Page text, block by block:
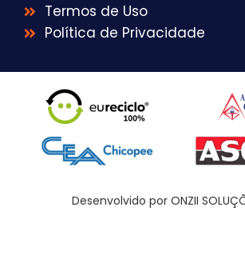
Termos de Uso
Política de Privacidade
Desenvolvido por ONZII